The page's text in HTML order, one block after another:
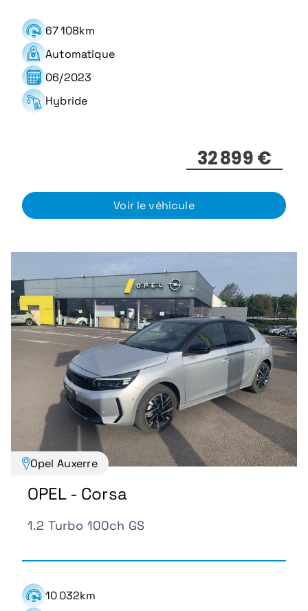
67 108km
Automatique
06/2023
Hybride
32 899 €
Voir le véhicule
Opel Auxerre
OPEL - Corsa
1.2 Turbo 100ch GS
10 032km